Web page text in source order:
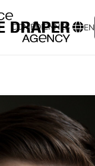
COMÉDIENNES EN